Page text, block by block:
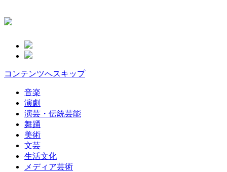
コンテンツへスキップ
音楽
演劇
演芸・伝統芸能
舞踊
美術
文芸
生活文化
メディア芸術